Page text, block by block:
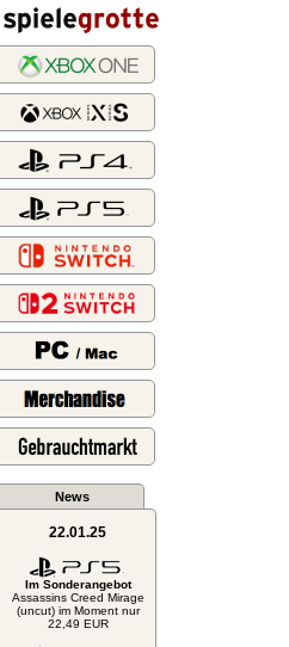
News
22.01.25
Im Sonderangebot
Assassins Creed Mirage
(uncut) im Moment nur
22,49 EUR